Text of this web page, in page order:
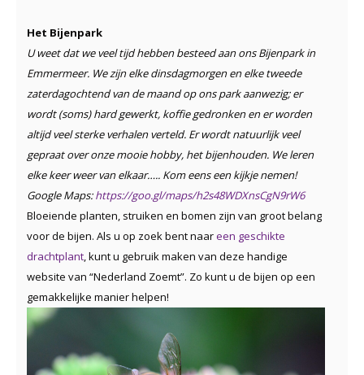
Het Bijenpark
U weet dat we veel tijd hebbenbesteed aan ons Bijenpark in
Emmermeer. We zijn elke dinsdagmorgen en elke tweede
zaterdagochtend van de maand op ons park aanwezig; er
wordt (soms) hard gewerkt, koffie gedronken en er worden
altijd veel sterke verhalen verteld. Er wordt natuurlijk veel
gepraat over onze mooie hobby, het bijenhouden. We leren
elke keer weer van elkaar….. Kom eens een kijkje nemen!
Google Maps:https://goo.gl/maps/h2s48WDXnsCgN9rW6
Bloeiende planten, struiken en bomen zijn van groot belang
voor de bijen. Als u op zoek bent naareen geschikte
drachtplant, kunt u gebruik maken van deze handige
website van “Nederland Zoemt”. Zo kunt u de bijen op een
gemakkelijke manier helpen!